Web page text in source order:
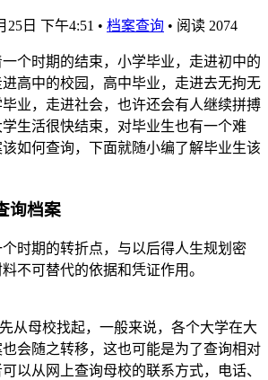
25日 下午4:51 • 档案查询 • 阅读 2074
个时期的结束，小学毕业，走进初中的
高中的校园，高中毕业，走进去无拘无
业，走进社会，也许还会有人继续拼搏
生活很快结束，对毕业生也有一个难
如何查询，下面就随小编了解毕业生该
询档案
时期的转折点，与以后得人生规划密
不可替代的依据和凭证作用。
从母校找起，一般来说，各个大学在大
会随之转移，这也可能是为了查询相对
以从网上查询母校的联系方式，电话、